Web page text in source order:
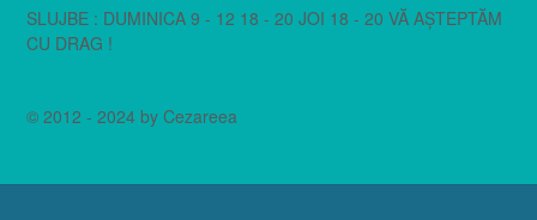
SLUJBE : DUMINICA 9 - 12 18 - 20 JOI 18 - 20 VĂ AȘTEPTĂM
CU DRAG !
© 2012 - 2024 by Cezareea